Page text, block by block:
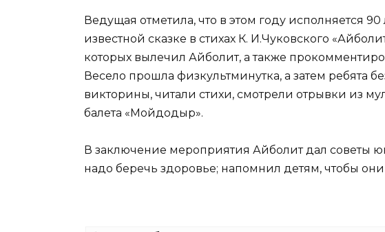
Ведущая отметила, что в этом году исполняется
известной сказке в стихах К. И.Чуковского
которых вылечил Айболит, а также
Весело прошла физкультминутка, а затем ребята
викторины, читали стихи, смотрели отрывки из
балета «Мойдодыр».
В заключение мероприятия Айболит дал советы
надо беречь здоровье; напомнил детям, чтобы